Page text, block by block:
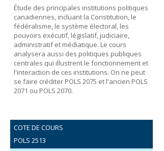
Étude des principales institutions politiques
canadiennes, incluant la Constitution, le
fédéralisme, le système électoral, les
pouvoirs exécutif, législatif, judiciaire,
administratif et médiatique. Le cours
analysera aussi des politiques publiques
centrales qui illustrent le fonctionnement et
l'interaction de ces institutions. On ne peut
se faire créditer POLS 2075 et l'ancien POLS
2071 ou POLS 2070.
COTE DE COURS
POLS 2513